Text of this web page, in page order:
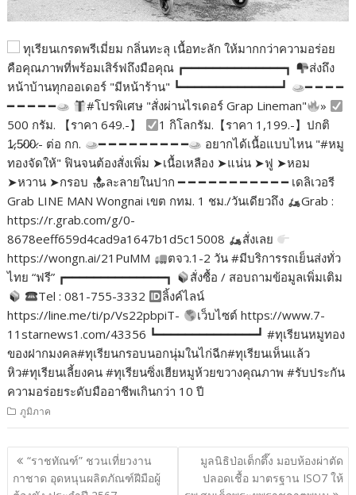
ทุเรียนเกรดพรีเมี่ยม กลิ่นทะลุ เนื้อทะลัก ให้มากกว่าความอร่อย
คือคุณภาพที่พร้อมเสิร์ฟถึงมือคุณ ┏━━━━━━━━━━━━━━┓
ส่งถึง
หน้าบ้านทุกออเดอร์ "มีหน้าร้าน" ┗━━━━━━━━━━━━━━┛
━ ━ ━ ━
━ ━ ━ ━ ━
#โปรพิเศษ "สั่งผ่านไรเดอร์ Grap Lineman"
»
500 กรัม. 【ราคา 649.-】
1 กิโลกรัม.【ราคา 1,199.-】ปกติ
1̷,5̷0̷0̷.- ต่อ กก.
━ ━ ━ ━ ━ ━ ━ ━ ━
อยากได้เนื้อแบบไหน "#หมู
ทองจัดให้" ฟินจนต้องสั่งเพิ่ม ➤เนื้อเหลือง ➤แน่น ➤ฟู ➤หอม
➤หวาน ➤กรอบ
ละลายในปาก ━ ━ ━ ━ ━ ━ ━ ━ ━ ━ ━ เดลิเวอรี
Grab LINE MAN Wongnai เขต กทม. 1 ชม./วันเดียวถึง
Grab :
https://r.grab.com/g/0-
8678eeff659d4cad9a1647b1d5c15008
สั่งเลย
https://wongn.ai/21PuMM
ตจว.1-2 วัน #มีบริการรถเย็นส่งทั่ว
ไทย “ฟรี” ┏━━━━━━━━━━━━━━┓
สั่งซื้อ / สอบถามข้อมูลเพิ่มเติม
Tel : 081-755-3332
ลิ้งค์ไลน์
https://line.me/ti/p/Vs22pbpiT-
เว็บไซต์ https://www.7-
11starnews1.com/43356 ┗━━━━━━━━━━━━━━┛ #ทุเรียนหมูทอง
ของฝากมงคล#ทุเรียนกรอบนอกนุ่มในไก่ฉีก#ทุเรียนเห็นแล้ว
หิว#ทุเรียนเลี้ยงคน #ทุเรียนซิ่งเฮียหมูห้วยขวางคุณภาพ #รับประกัน
ความอร่อยระดับมืออาชีพเกินกว่า 10 ปี
ภูมิภาค
แนะแนว
เรื่อง
“ราชทัณฑ์” ชวนเที่ยวงาน
กาชาด อุดหนุนผลิตภัณฑ์ฝีมือผู้
มูลนิธิป่อเต็กตึ๊ง มอบห้องผ่าตัด
ปลอดเชื้อ มาตรฐาน ISO7 ให้